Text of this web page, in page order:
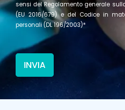
sensi del Regolamento generale
(EU 2016/679) e del Codice in
personali (DL 196/2003)*